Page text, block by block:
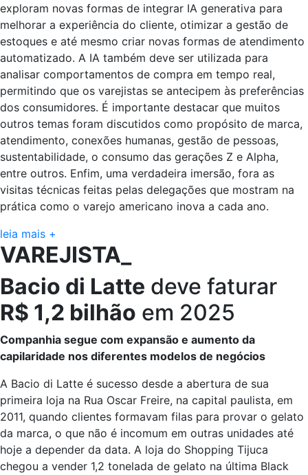
exploram novas formas de integrar IA generativa para
melhorar a experiência do cliente, otimizar a gestão de
estoques e até mesmo criar novas formas de atendimento
automatizado. A IA também deve ser utilizada para
analisar comportamentos de compra em tempo real,
permitindo que os varejistas se antecipem às preferências
dos consumidores. É importante destacar que muitos
outros temas foram discutidos como propósito de marca,
atendimento, conexões humanas, gestão de pessoas,
sustentabilidade, o consumo das gerações Z e Alpha,
entre outros. Enfim, uma verdadeira imersão, fora as
visitas técnicas feitas pelas delegações que mostram na
prática como o varejo americano inova a cada ano.
leia mais +
VAREJISTA_
Bacio di Latte deve faturar
R$ 1,2 bilhão em 2025
Companhia segue com expansão e aumento da
capilaridade nos diferentes modelos de negócios
A Bacio di Latte é sucesso desde a abertura de sua
primeira loja na Rua Oscar Freire, na capital paulista, em
2011, quando clientes formavam filas para provar o gelato
da marca, o que não é incomum em outras unidades até
hoje a depender da data. A loja do Shopping Tijuca
chegou a vender 1,2 tonelada de gelato na última Black